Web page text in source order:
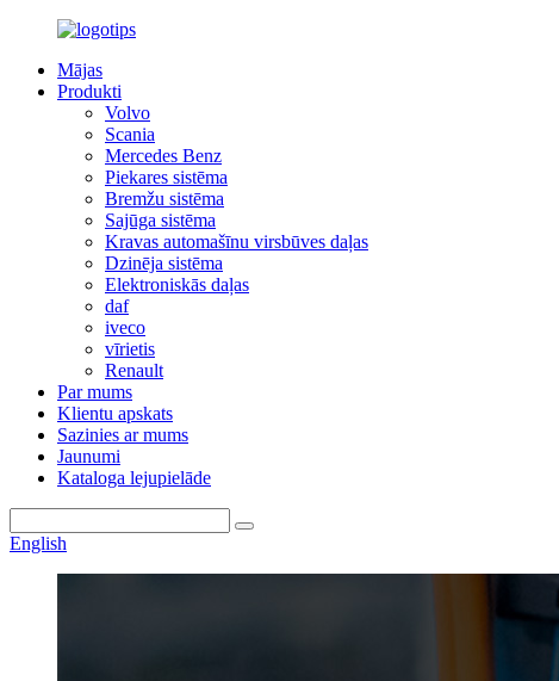
Mājas
Produkti
Volvo
Scania
Mercedes Benz
Piekares sistēma
Bremžu sistēma
Sajūga sistēma
Kravas automašīnu virsbūves daļas
Dzinēja sistēma
Elektroniskās daļas
daf
iveco
vīrietis
Renault
Par mums
Klientu apskats
Sazinies ar mums
Jaunumi
Kataloga lejupielāde
English